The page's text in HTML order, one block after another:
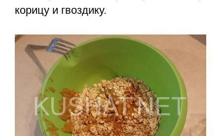
корицу и гвоздику.